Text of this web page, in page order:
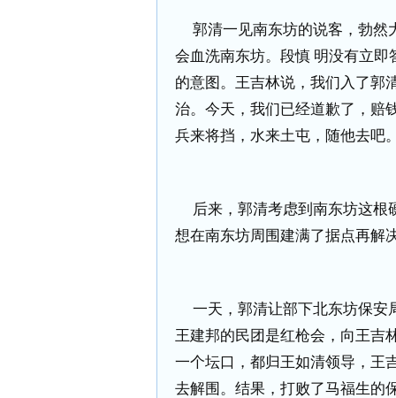
郭清一见南东坊的说客，勃然
会血洗南东坊。段慎 明没有立即
的意图。王吉林说，我们入了郭
治。今天，我们已经道歉了，赔
兵来将挡，水来土屯，随他去吧。
后来，郭清考虑到南东坊这
想在南东坊周围建满了据点再解
一天，郭清让部下北东坊保安
王建邦的民团是红枪会，向王吉
一个坛口，都归王如清领导，王
去解围。结果，打败了马福生的